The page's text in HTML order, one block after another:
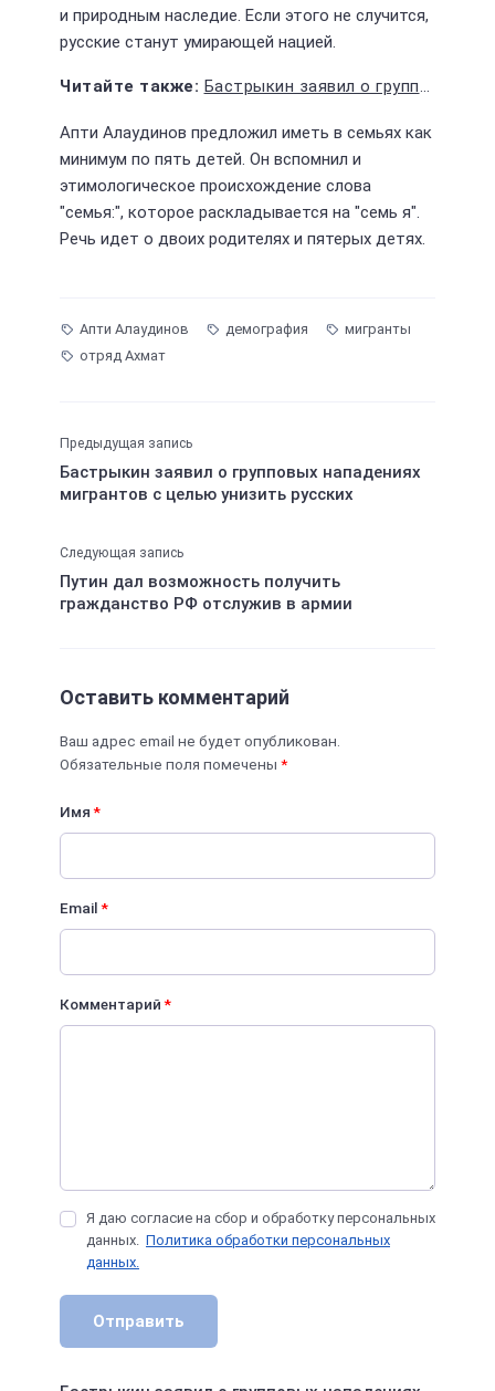
и природным наследие. Если этого не случится,
русские станут умирающей нацией.
Бастрыкин заявил о групповых нападениях мигрантов с целью унизить русских
Апти Алаудинов предложил иметь в семьях как
минимум по пять детей. Он вспомнил и
этимологическое происхождение слова
"семья:", которое раскладывается на "семь я".
Речь идет о двоих родителях и пятерых детях.
Апти Алаудинов демография
мигранты
отряд Ахмат
Предыдущая запись
Бастрыкин заявил о групповых нападениях
мигрантов с целью унизить русских
Следующая запись
Путин дал возможность получить
гражданство РФ отслужив в армии
Оставить комментарий
Ваш адрес email не будет опубликован.
Обязательные поля помечены *
Имя*
Email*
Комментарий*
Я даю согласие на сбор и обработку персональных
данных. Политика обработки персональных
данных.
Отправить